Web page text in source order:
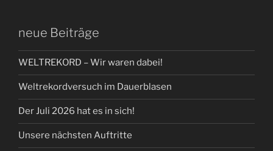
neue Beiträge
WELTREKORD – Wir waren dabei!
Weltrekordversuch im Dauerblasen
Der Juli 2026 hat es in sich!
Unsere nächsten Auftritte